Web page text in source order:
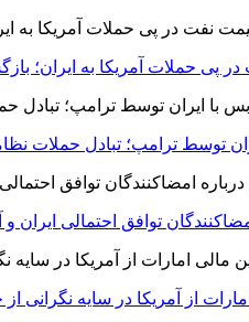
پی حملات آمریکا به ایران؛
توسط ترامپ؛ تبادل حملات
توافق احتمالی ایران و
از آمریکا در سایه نگرانی از